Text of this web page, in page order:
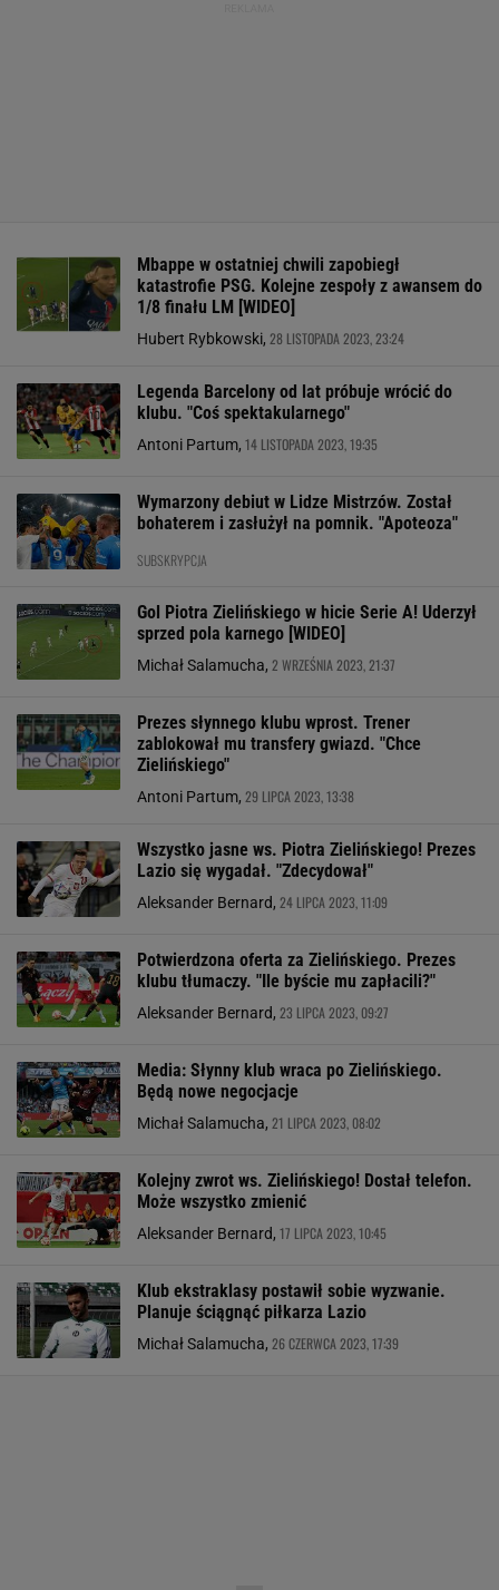
Mbappe w ostatniej chwili zapobiegł
katastrofie PSG. Kolejne zespoły z awansem do
1/8 finału LM [WIDEO]
Hubert Rybkowski, 28 LISTOPADA 2023, 23:24
Legenda Barcelony od lat próbuje wrócić do
klubu. "Coś spektakularnego"
Antoni Partum, 14 LISTOPADA 2023, 19:35
Wymarzony debiut w Lidze Mistrzów. Został
bohaterem i zasłużył na pomnik. "Apoteoza"
SUBSKRYPCJA
Gol Piotra Zielińskiego w hicie Serie A! Uderzył
sprzed pola karnego [WIDEO]
Michał Salamucha, 2 WRZEŚNIA 2023, 21:37
Prezes słynnego klubu wprost. Trener
zablokował mu transfery gwiazd. "Chce
Zielińskiego"
Antoni Partum, 29 LIPCA 2023, 13:38
Wszystko jasne ws. Piotra Zielińskiego! Prezes
Lazio się wygadał. "Zdecydował"
Aleksander Bernard, 24 LIPCA 2023, 11:09
Potwierdzona oferta za Zielińskiego. Prezes
klubu tłumaczy. "Ile byście mu zapłacili?"
Aleksander Bernard, 23 LIPCA 2023, 09:27
Media: Słynny klub wraca po Zielińskiego.
Będą nowe negocjacje
Michał Salamucha, 21 LIPCA 2023, 08:02
Kolejny zwrot ws. Zielińskiego! Dostał telefon.
Może wszystko zmienić
Aleksander Bernard, 17 LIPCA 2023, 10:45
Klub ekstraklasy postawił sobie wyzwanie.
Planuje ściągnąć piłkarza Lazio
Michał Salamucha, 26 CZERWCA 2023, 17:39